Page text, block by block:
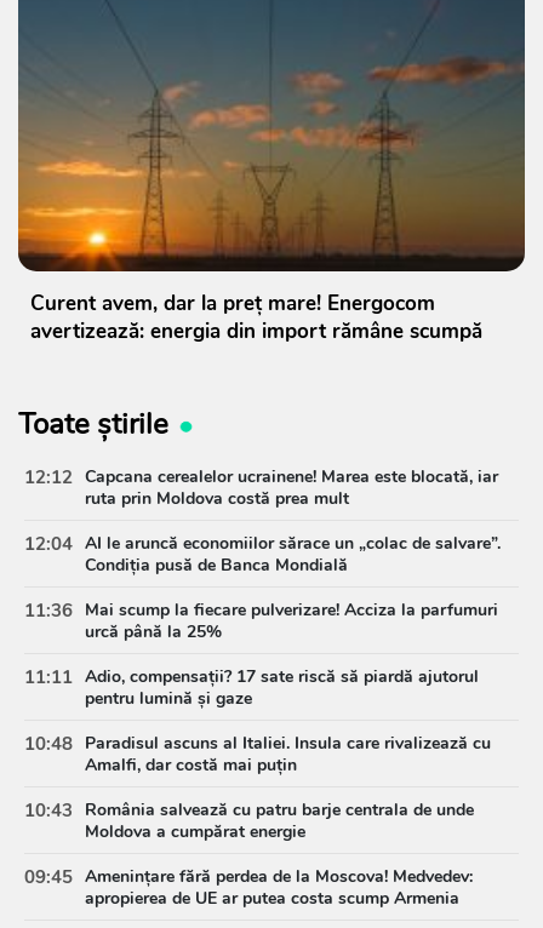
Curent avem, dar la preț mare! Energocom
avertizează: energia din import rămâne scumpă
Toate știrile
12:12 Capcana cerealelor ucrainene! Marea este blocată, iar
ruta prin Moldova costă prea mult
12:04 AI le aruncă economiilor sărace un „colac de salvare”.
Condiția pusă de Banca Mondială
11:36 Mai scump la fiecare pulverizare! Acciza la parfumuri
urcă până la 25%
11:11 Adio, compensații? 17 sate riscă să piardă ajutorul
pentru lumină și gaze
10:48 Paradisul ascuns al Italiei. Insula care rivalizează cu
Amalfi, dar costă mai puțin
10:43
România salvează cu patru barje centrala de unde
Moldova a cumpărat energie
09:45 Amenințare fără perdea de la Moscova! Medvedev:
apropierea de UE ar putea costa scump Armenia